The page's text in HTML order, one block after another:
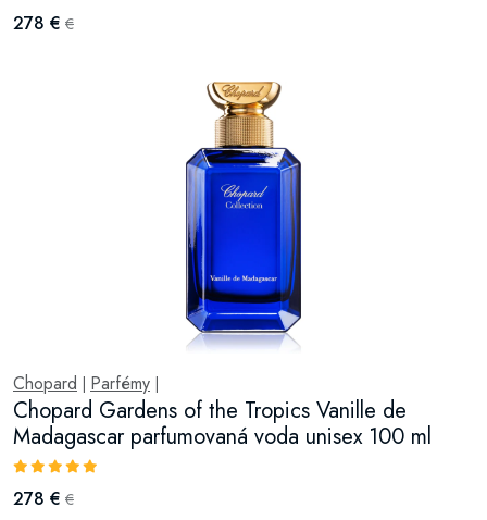
278 € €
Chopard Parfémy
Chopard Gardens of the Tropics Vanille de
Madagascar parfumovaná voda unisex 100 ml
278 € €